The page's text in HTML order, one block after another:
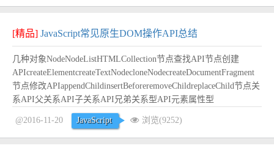
[精品] JavaScript常见原生DOM操作API总结
几种对象NodeNodeListHTMLCollection节点查找API节点创建
APIcreateElementcreateTextNodecloneNodecreateDocumentFragment
节点修改APIappendChildinsertBeforeremoveChildreplaceChild节点关
系API父关系API子关系API兄弟关系型API元素属性型
阅读全文
@2016-11-20
JavaScript 浏览(9252)